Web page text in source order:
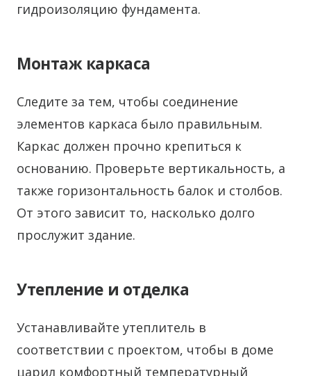
гидроизоляцию фундамента.
Монтаж каркаса
Следите за тем, чтобы соединение
элементов каркаса было правильным.
Каркас должен прочно крепиться к
основанию. Проверьте вертикальность, а
также горизонтальность балок и столбов.
От этого зависит то, насколько долго
прослужит здание.
Утепление и отделка
Устанавливайте утеплитель в
соответствии с проектом, чтобы в доме
царил комфортный температурный